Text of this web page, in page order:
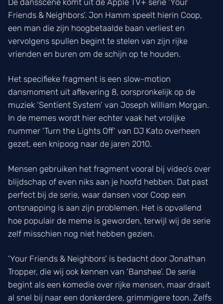
Friends & Neighbors’. Jon Hamm speelt hierin Coop,
een man die zijn hoogbetaalde baan verliest en
vervolgens spullen begint te stelen van zijn rijke
vrienden en buren om de schijn op te houden.
Het specifieke fragment is een slow-motion
dansmoment uit aflevering 8, oorspronkelijk op de
muziek ‘Sentient System’ van Joseph William Morgan.
In de memes wordt hier echter vaak het vrolijke
nummer ‘Turn the Lights Off’ van DJ Kato overheen
gezet, een knipoog naar de jaren 2010.
Mensen gebruiken het fragment vooral bij video’s over
blijdschap of even niks aan je hoofd hebben. Dat past
perfect bij de serie, waar dansen voor Coop een
ontsnapping is aan zijn problemen. Het is opvallend
hoe populair de meme is geworden, terwijl wij de serie
zelf misschien nog niet hebben gezien.
‘Your Friends & Neighbors’ is bedacht door Jonathan
Tropper, die wij ook kennen van ‘Banshee’. De serie
begint als een komedie over rijke mensen, maar draait
al snel bij naar een donkerdere, grimmigere toon. Zelfs